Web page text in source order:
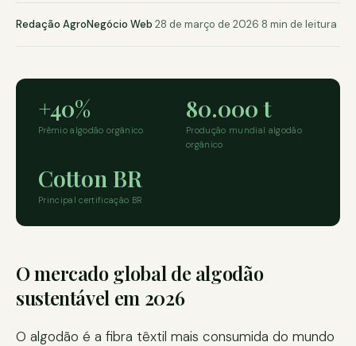
Redação AgroNegócio Web·28 de março de 2026·8 min de leitura
+40%
Prêmio algodão orgânico
80.000 t
Produção mundial algodão
orgânico
Cotton BR
Principal certificação BR
O mercado global de algodão
sustentável em 2026
O algodão é a fibra têxtil mais consumida do mundo